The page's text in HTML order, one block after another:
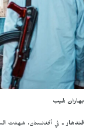
بهاران لهيب
قندهار ـ في أفغانستان، شهدت